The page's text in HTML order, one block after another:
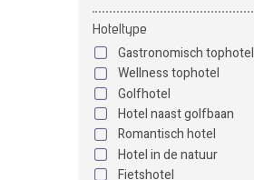
Hoteltype
Gastronomisch tophotel
Wellness tophotel
Golfhotel
Hotel naast golfbaan
Romantisch hotel
Hotel in de natuur
Fietshotel